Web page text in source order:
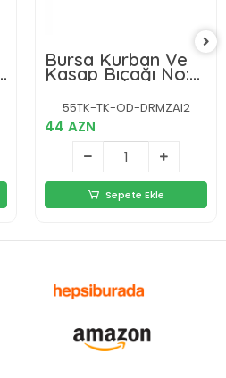
Bursa Kurban Ve
Kasap Bıçağı No:2,
İnce, 16.5 Cm,
Ahşap Sap
55TK-TK-OD-DRMZAI2
44 AZN
Sepete Ekle